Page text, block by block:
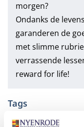
morgen?
Ondanks de
garanderen de
met slimme
verrassende
reward for life!
Tags
Bachelor of Science